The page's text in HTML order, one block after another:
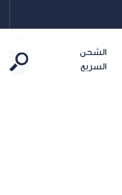
الشحن
السريع